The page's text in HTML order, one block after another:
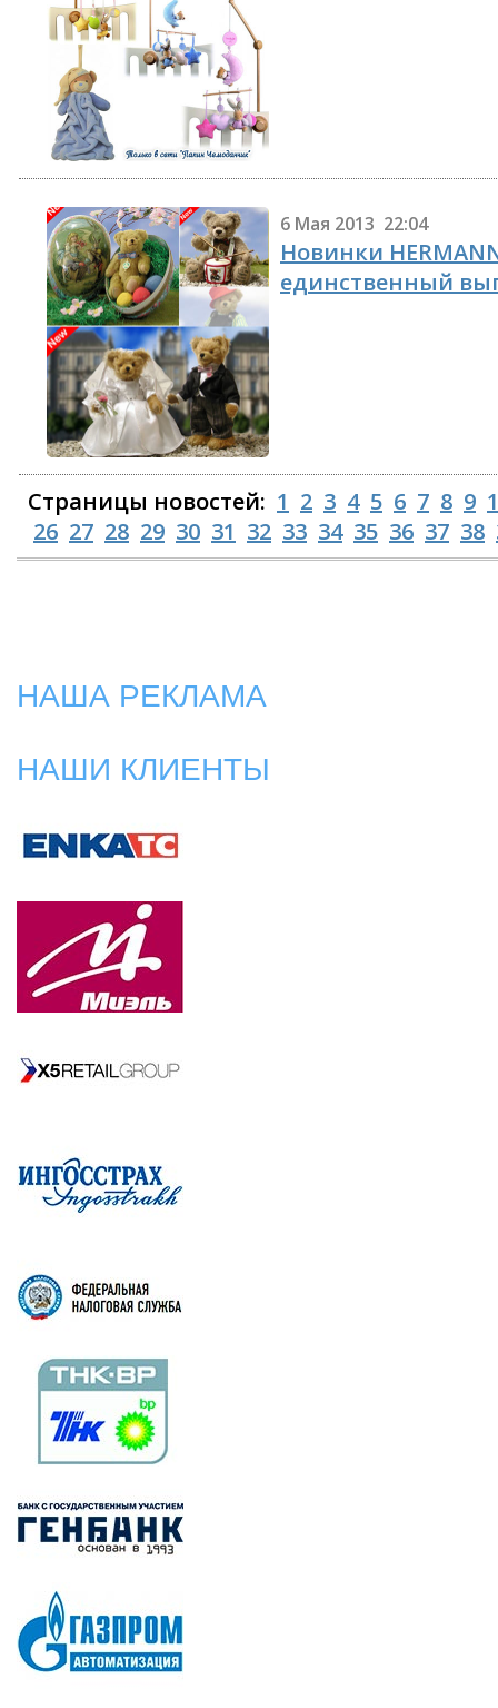
6 Мая 2013 22:04
Новинки
единственный
Страницы новостей: 1 2 3 4 5 6 7 8 9
26 27 28 29 30 31 32 33 34 35 36 37 38
НАША РЕКЛАМА
НАШИ КЛИЕНТЫ